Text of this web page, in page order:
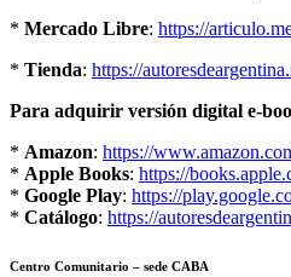
* Mercado Libre: https://
* Tienda: https://
Para adquirir versión digital e-
* Amazon: https://
* Apple Books: https://
* Google Play: https://
* Catálogo: https://
Centro Comunitario – sede CABA